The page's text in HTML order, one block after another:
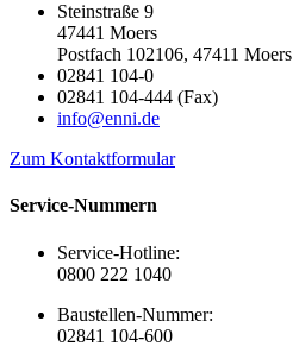
Steinstraße 9
47441 Moers
Postfach 102106, 47411 Moers
02841 104-0
02841 104-444 (Fax)
info@enni.de
Zum Kontaktformular
Service-Nummern
Service-Hotline:
0800 222 1040
Baustellen-Nummer:
02841 104-600